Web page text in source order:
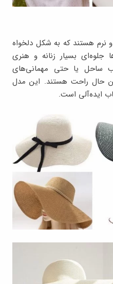
و نرم هستند که به شکل دلخواه
بسیار زنانه و هنری
لب ساحل یا حتی مهمانی‌های
حال راحت هستند. این مدل
ایده‌آلی‌ است.